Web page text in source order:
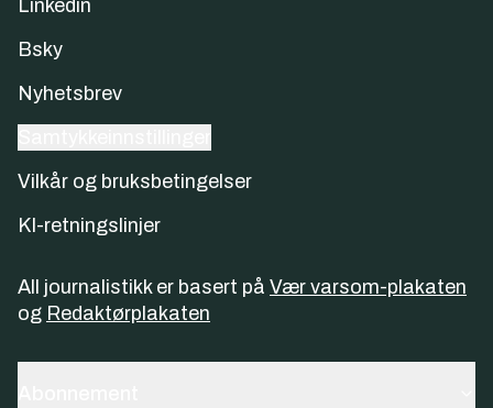
Linkedin
Bsky
Nyhetsbrev
Vilkår og bruksbetingelser
KI-retningslinjer
All journalistikk er basert på Vær varsom-plakaten
og Redaktørplakaten